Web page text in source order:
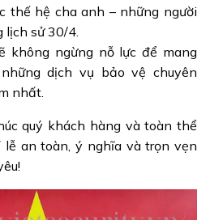
thế hệ cha anh – những người
lịch sử 30/4.
không ngừng nỗ lực để mang
dịch vụ bảo vệ chuyên
nhất.
quý khách hàng và toàn thể
an toàn, ý nghĩa và trọn vẹn